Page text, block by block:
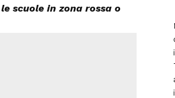
scuole in zona rossa o